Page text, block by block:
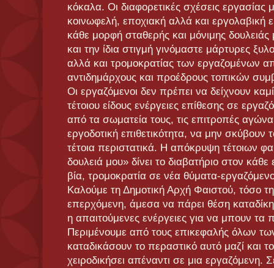
κόκαλα. Οι διαφορετικές σχέσεις εργασίας
κοινωφελή, εποχιακή αλλά και εργολαβική
κάθε μορφή σταθερής και μόνιμης δουλειάς
και την ίδια στιγμή γινόμαστε μάρτυρες
αλλά και τρομοκρατίας των εργαζομένων
αντιδημάρχους και προέδρους τοπικών
Οι εργαζόμενοι δεν πρέπει να δείχνουν
τέτοιου είδους ενέργειες επίθεσης σε
από τα σωματεία τους, τις επιτροπές
εργοδοτική επιθετικότητα, να μην σκύβουν
τέτοια περιστατικά. Η απόκρυψη τέτοιων
δουλειά μου» δίνει το διαβατήριο στον
βία, τρομοκρατία σε νέα θύματα-
Καλούμε τη Δημοτική Αρχή Φαιστού, τόσο
επερχόμενη, άμεσα να πάρει θέση
η απαιτούμενες ενέργειες για να μπουν
Περιμένουμε από τους επικεφαλής όλων
καταδικάσουν το περαστικό αυτό μαζί και
χειροδικήσει απέναντι σε μια εργαζόμενη.